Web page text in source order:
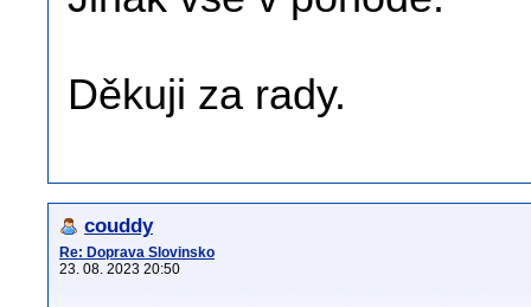
Děkuji za rady.
couddy
Re: Doprava Slovinsko
23. 08. 2023 20:50